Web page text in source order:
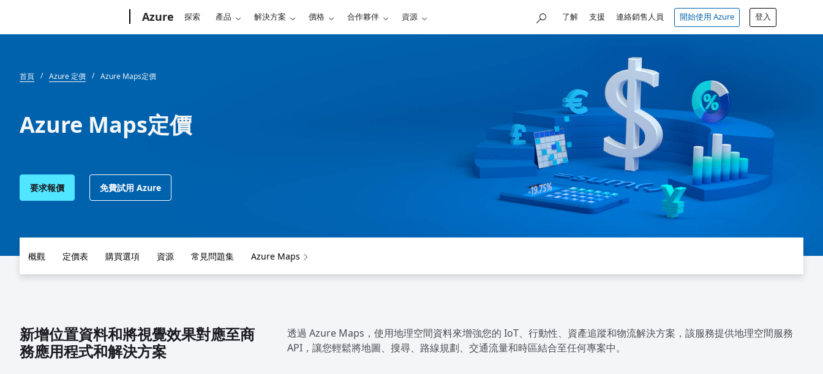
Azure 探索 產品 解決方案 價格 合作夥伴 資源 了解 支援 連絡銷售人員 開始使用 Azure 登入
首頁 Azure 定價 Azure Maps定價
Azure Maps定價
要求報價 免費試用 Azure
概觀 定價表 購買選項 資源 常見問題集 Azure Maps
新增位置資料和將視覺效果對應至商
務應用程式和解決方案
透過 Azure Maps，使用地理空間資料來增強您的 IoT、行動性、資產追蹤和物流解決方案，該服務提供地理空間服務
API，讓您輕鬆將地圖、搜尋、路線規劃、交通流量和時區結合至任何專案中。